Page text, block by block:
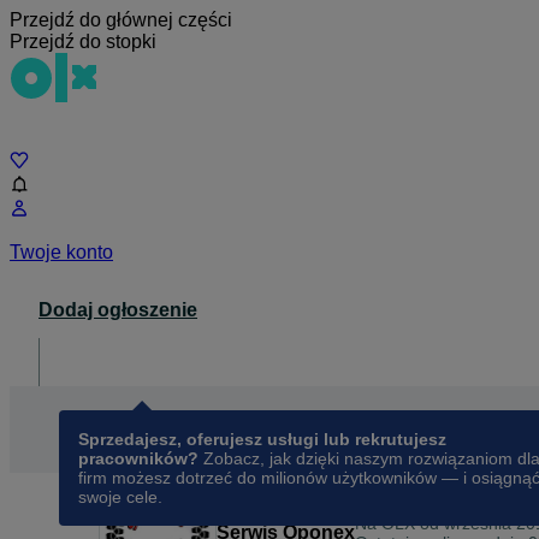
Przejdź do głównej części
Przejdź do stopki
Twoje konto
Dodaj ogłoszenie
Sprzedajesz, oferujesz usługi lub rekrutujesz
pracowników? Zobacz, jak dzięki naszym rozwiązaniom dla
firm możesz dotrzeć do milionów użytkowników — i osiągnąć
swoje cele.
Serwis OponexNa OLX odwrześnia